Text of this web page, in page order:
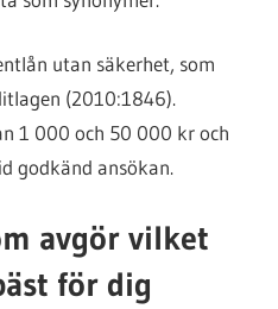
utan säkerhet, som
(2010:1846).
1 000 och 50 000 kr och
godkänd ansökan.
avgör vilket
för dig